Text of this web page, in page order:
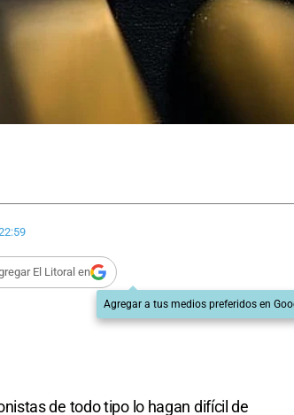
El Litoral en
Agregar a tus medios preferidos en
de todo tipo lo hagan difícil de